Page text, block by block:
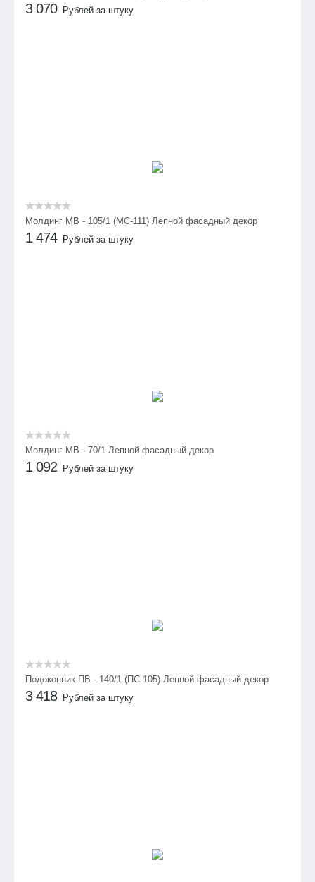
3 070 Рублей за штуку
Молдинг МВ - 105/1 (МС-111) Лепной фасадный декор
1 474 Рублей за штуку
Молдинг МВ - 70/1 Лепной фасадный декор
1 092 Рублей за штуку
Подоконник ПВ - 140/1 (ПС-105) Лепной фасадный декор
3 418 Рублей за штуку